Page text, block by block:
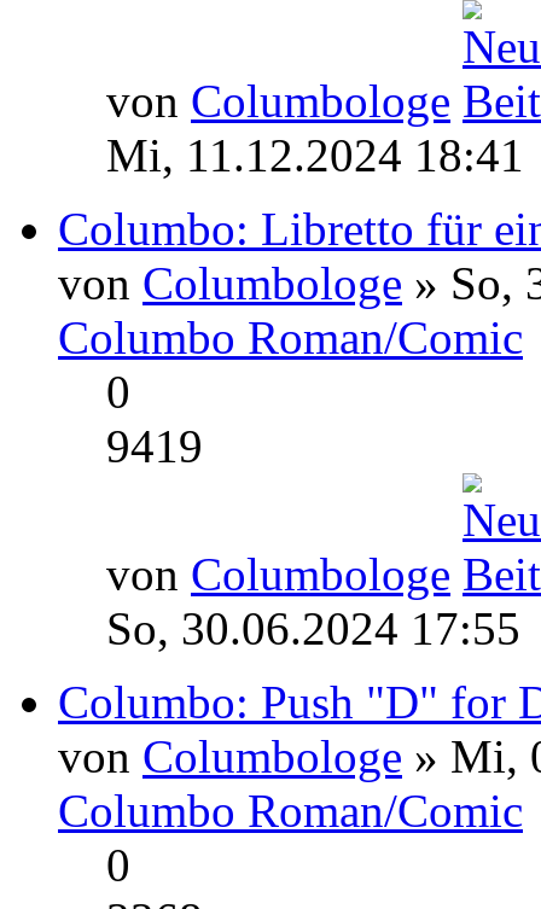
von Columbologe
Mi, 11.12.2024 18:41
Columbo: Libretto für
von Columbologe » So,
Columbo Roman/Comic
0
9419
von Columbologe
So, 30.06.2024 17:55
Columbo: Push "D" for
von Columbologe » Mi,
Columbo Roman/Comic
0